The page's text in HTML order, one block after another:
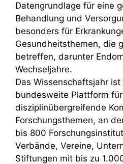
Datengrundlage für eine
Behandlung und
besonders für
Gesundheitsthemen, die
betreffen, darunter
Wechseljahre.
Das Wissenschaftsjahr
bundesweite Plattform für
disziplinübergreifende
Forschungsthemen, an
bis 800
Verbände, Vereine,
Stiftungen mit bis zu